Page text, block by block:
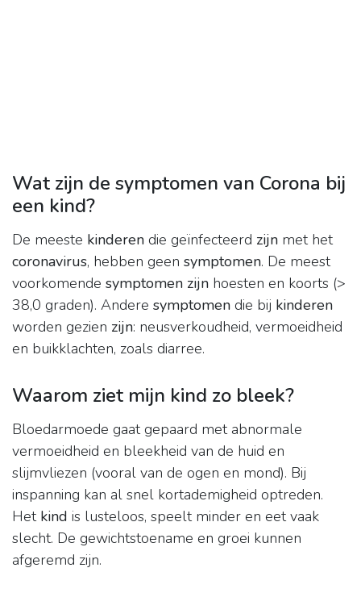
Wat zijn de symptomen van Corona bij
een kind?
De meeste kinderen die geïnfecteerd zijn met het
coronavirus, hebben geen symptomen. De meest
voorkomende symptomen zijn hoesten en koorts (>
38,0 graden). Andere symptomen die bij kinderen
worden gezien zijn: neusverkoudheid, vermoeidheid
en buikklachten, zoals diarree.
Waarom ziet mijn kind zo bleek?
Bloedarmoede gaat gepaard met abnormale
vermoeidheid en bleekheid van de huid en
slijmvliezen (vooral van de ogen en mond). Bij
inspanning kan al snel kortademigheid optreden.
Het kind is lusteloos, speelt minder en eet vaak
slecht. De gewichtstoename en groei kunnen
afgeremd zijn.